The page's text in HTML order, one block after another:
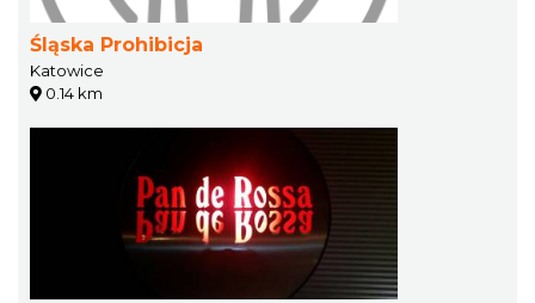
Śląska Prohibicja
Katowice
0.14 km